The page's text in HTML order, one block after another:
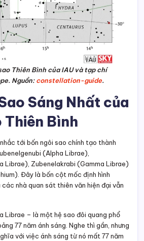
Thiên Bình của IAU và tạp chí
Nguồn:constellation-guide.
Sáng Nhất của
Thiên Bình
tới bốn ngôi sao chính tạo thành
(Alpha Librae),
Librae), Zubenelakrabi (Gamma Librae)
Đây là bốn cột mốc định hình
nhà quan sát thiên văn hiện đại vẫn
Librae – là một hệ sao đôi quang phổ
77 năm ánh sáng. Nghe thì gần, nhưng
với việc ánh sáng từ nó mất 77 năm